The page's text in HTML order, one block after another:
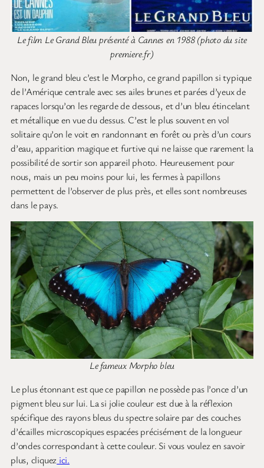
Le film Le Grand Bleu présenté à Cannes en 1988 (photo du site
premiere.fr)
Non, le grand bleu c’est le Morpho, ce grand papillon si typique
de l’Amérique centrale avec ses ailes brunes et parées d’yeux de
rapaces lorsqu’on les regarde de dessous, et d’un bleu étincelant
et métallique en vue du dessus. C’est le plus souvent en vol
solitaire qu’on le voit en randonnant en forêt ou près d’un cours
d’eau, apparition magique et furtive qui ne laisse que rarement la
possibilité de sortir son appareil photo. Heureusement pour
nous, mais un peu moins pour lui, les fermes à papillons
permettent de l’observer de plus près, et elles sont nombreuses
dans le pays.
Le fameux Morpho bleu
Le plus étonnant est que ce papillon ne possède pas l’once d’un
pigment bleu sur lui. La si jolie couleur est due à la réflexion
spécifique des rayons bleus du spectre solaire par des couches
d’écailles microscopiques espacées précisément de la longueur
d’ondes correspondant à cette couleur. Si vous voulez en savoir
plus, cliquez ici.